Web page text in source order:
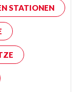
STATIONEN